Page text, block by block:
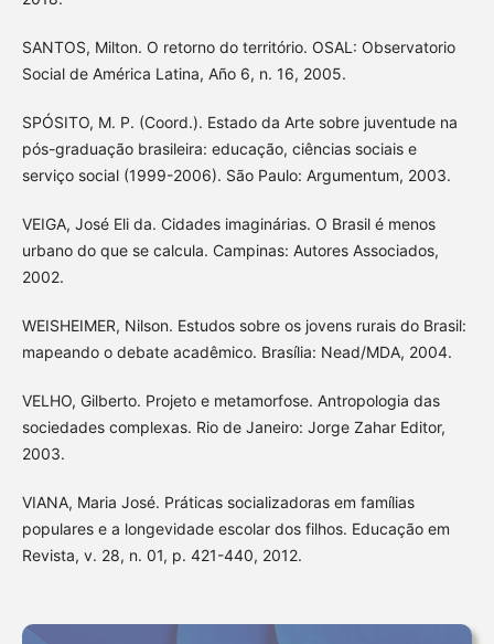
SANTOS, Milton. O retorno do território. OSAL: Observatorio
Social de América Latina, Año 6, n. 16, 2005.
SPÓSITO, M. P. (Coord.). Estado da Arte sobre juventude na
pós-graduação brasileira: educação, ciências sociais e
serviço social (1999-2006). São Paulo: Argumentum, 2003.
VEIGA, José Eli da. Cidades imaginárias. O Brasil é menos
urbano do que se calcula. Campinas: Autores Associados,
2002.
WEISHEIMER, Nilson. Estudos sobre os jovens rurais do Brasil:
mapeando o debate acadêmico. Brasília: Nead/MDA, 2004.
VELHO, Gilberto. Projeto e metamorfose. Antropologia das
sociedades complexas. Rio de Janeiro: Jorge Zahar Editor,
2003.
VIANA, Maria José. Práticas socializadoras em famílias
populares e a longevidade escolar dos filhos. Educação em
Revista, v. 28, n. 01, p. 421-440, 2012.